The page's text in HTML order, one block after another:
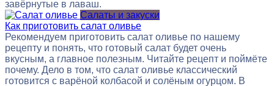
завёрнутые в лаваш.
Салаты и закуски
Как приготовить салат оливье
Рекомендуем приготовить салат оливье по нашему
рецепту и понять, что готовый салат будет очень
вкусным, а главное полезным. Читайте рецепт и поймёте
почему. Дело в том, что салат оливье классический
готовится с варёной колбасой и солёным огурцом. В